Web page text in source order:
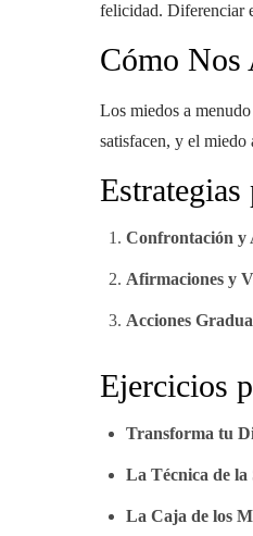
felicidad. Diferenciar
Cómo Nos
Los miedos a
satisfacen, y el miedo
Confrontación y
Afirmaciones y
Acciones
Ejercicios
Transforma tu
La Técnica de la
La Caja de los